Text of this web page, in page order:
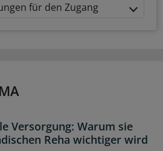
für den Zugang
Versorgung: Warum sie
Reha wichtiger wird